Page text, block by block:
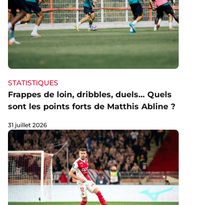
STATISTIQUES
Frappes de loin, dribbles, duels… Quels
sont les points forts de Matthis Abline ?
31 juillet 2026